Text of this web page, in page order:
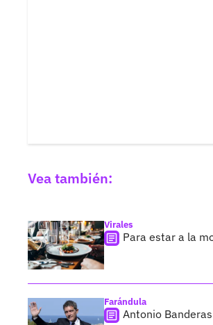
Vea también:
Virales
Para estar a la
Farándula
Antonio